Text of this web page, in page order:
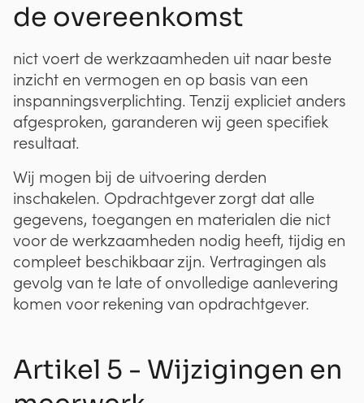
de overeenkomst
nict voert de werkzaamheden uit naar beste
inzicht en vermogen en op basis van een
inspanningsverplichting. Tenzij expliciet anders
afgesproken, garanderen wij geen specifiek
resultaat.
Wij mogen bij de uitvoering derden
inschakelen. Opdrachtgever zorgt dat alle
gegevens, toegangen en materialen die nict
voor de werkzaamheden nodig heeft, tijdig en
compleet beschikbaar zijn. Vertragingen als
gevolg van te late of onvolledige aanlevering
komen voor rekening van opdrachtgever.
Artikel 5 - Wijzigingen en